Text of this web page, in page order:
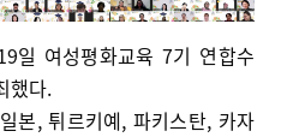
일 여성평화교육 7기 연합수
했다.
본, 튀르키예, 파키스탄, 카자